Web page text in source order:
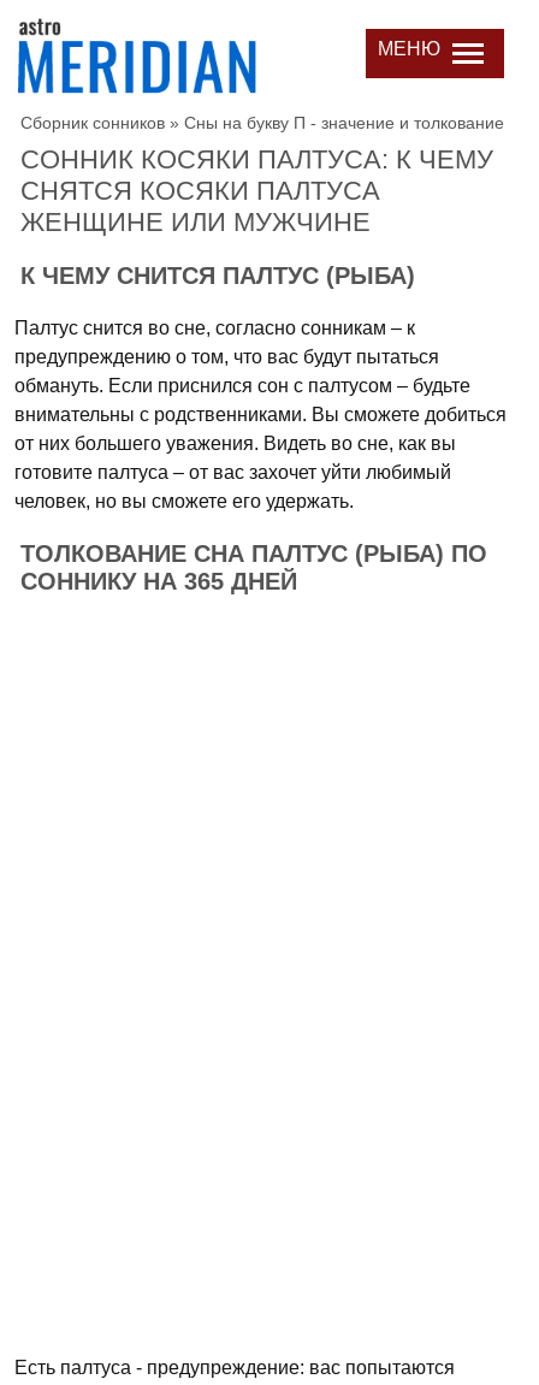
МЕНЮ
Сборник сонников » Сны на букву П - значение и толкование
СОННИК КОСЯКИ ПАЛТУСА: К ЧЕМУ
СНЯТСЯ КОСЯКИ ПАЛТУСА
ЖЕНЩИНЕ ИЛИ МУЖЧИНЕ
К ЧЕМУ СНИТСЯ ПАЛТУС (РЫБА)
Палтус снится во сне, согласно сонникам – к
предупреждению о том, что вас будут пытаться
обмануть. Если приснился сон с палтусом – будьте
внимательны с родственниками. Вы сможете добиться
от них большего уважения. Видеть во сне, как вы
готовите палтуса – от вас захочет уйти любимый
человек, но вы сможете его удержать.
ТОЛКОВАНИЕ СНА ПАЛТУС (РЫБА) ПО
СОННИКУ НА 365 ДНЕЙ
Есть палтуса - предупреждение: вас попытаются